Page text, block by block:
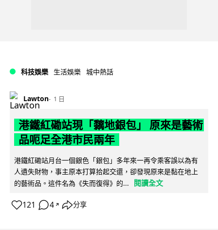
科技娛樂 生活娛樂 城中熱話
Lawton 1 日
港鐵紅磡站現「黐地銀包」 原來是藝術
品呃足全港市民兩年
港鐵紅磡站月台一個銀色「銀包」多年來一再令乘客誤以為有
人遺失財物，事主原本打算拾起交還，卻發現原來是黏在地上
的藝術品。這件名為《失而復得》的...
閱讀全文
121 4 ↗ 分享